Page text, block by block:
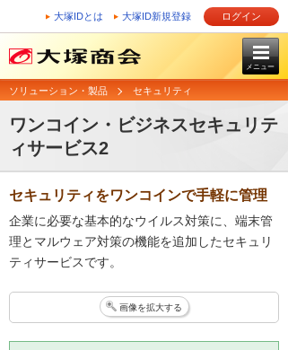
大塚IDとは 大塚ID新規登録 ログイン
メニュー
ソリューション・製品 セキュリティ
ワンコイン・ビジネスセキュリテ
ィサービス2
セキュリティをワンコインで手軽に管理
企業に必要な基本的なウイルス対策に、端末管
理とマルウェア対策の機能を追加したセキュリ
ティサービスです。
画像を拡大する